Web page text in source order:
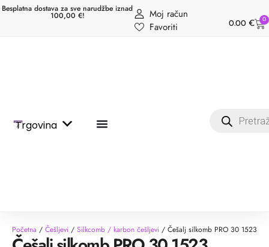
Besplatna dostava za sve narudžbe iznad
100,00 €!
Moj račun
Favoriti
0.00 € 0
Trgovina
Početna / Češljevi / Silkcomb / karbon češljevi / Češalj silkomb PRO 30 1523